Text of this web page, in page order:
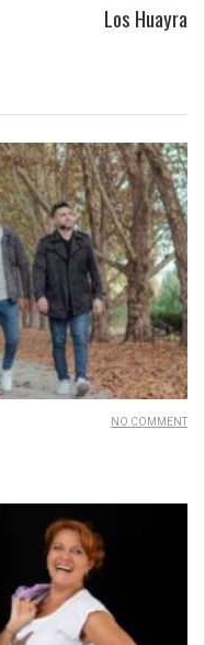
Los Huayra
NO COMMENT